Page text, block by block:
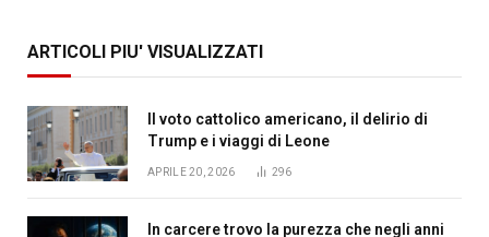
ARTICOLI PIU' VISUALIZZATI
Il voto cattolico americano, il delirio di
Trump e i viaggi di Leone
APRILE 20, 2026 296
In carcere trovo la purezza che negli anni